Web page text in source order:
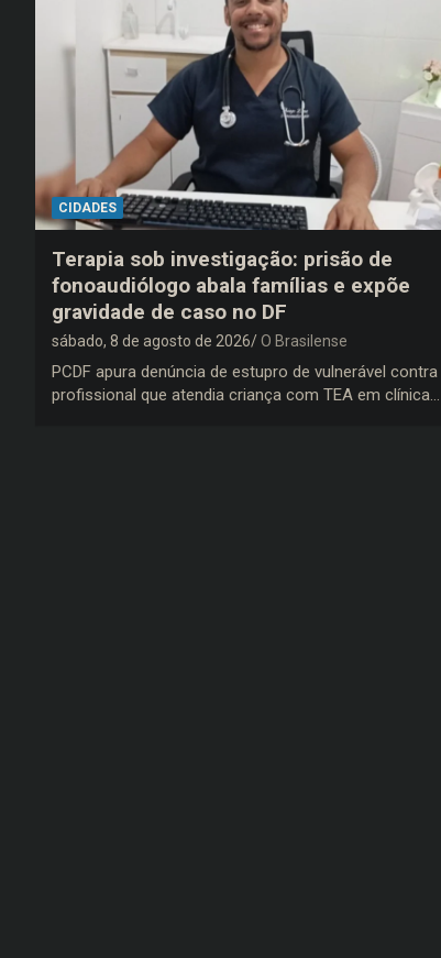
CIDADES
Terapia sob investigação: prisão de
fonoaudiólogo abala famílias e expõe
gravidade de caso no DF
sábado, 8 de agosto de 2026 O Brasilense
PCDF apura denúncia de estupro de vulnerável contra
profissional que atendia criança com TEA em clínica…